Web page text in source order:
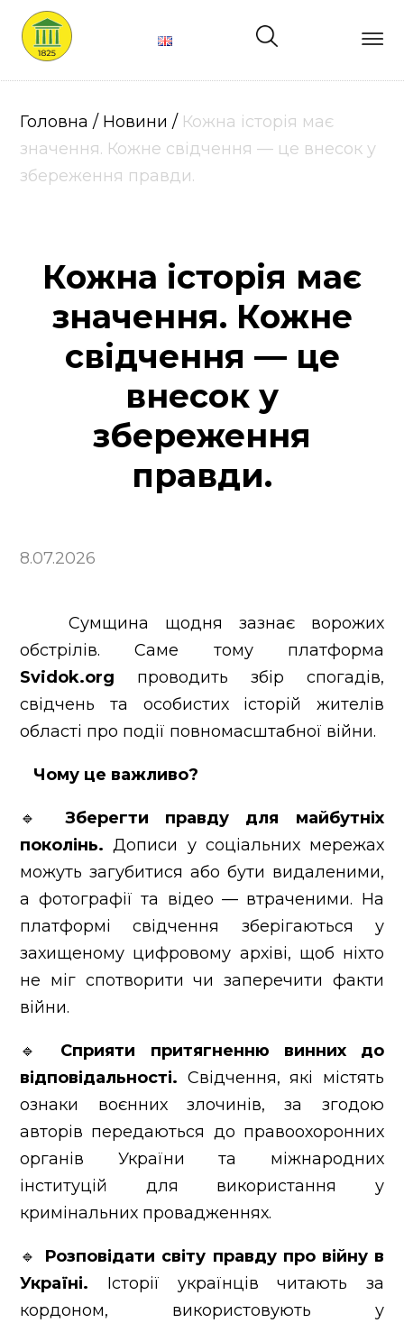
Головна
нас
Лікарі
Головна / Новини / Кожна історія має
значення. Кожне свідчення — це внесок у
збереження правди.
Кожна історія має
значення. Кожне
свідчення — це
внесок у
збереження
правди.
8.07.2026
Сумщина щодня зазнає ворожих
обстрілів. Саме тому платформа
Svidok.org проводить збір спогадів,
свідчень та особистих історій жителів
області про події повномасштабної війни.
Чому це важливо?
🔹 Зберегти правду для майбутніх
поколінь. Дописи у соціальних мережах
можуть загубитися або бути видаленими,
а фотографії та відео — втраченими. На
платформі свідчення зберігаються у
захищеному цифровому архіві, щоб ніхто
не міг спотворити чи заперечити факти
війни.
🔹 Сприяти притягненню винних до
відповідальності. Свідчення, які містять
ознаки воєнних злочинів, за згодою
авторів передаються до правоохоронних
органів України та міжнародних
інституцій для використання у
кримінальних провадженнях.
🔹 Розповідати світу правду про війну в
Україні. Історії українців читають за
кордоном, використовують у